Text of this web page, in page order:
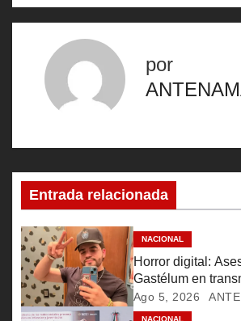
e
ó
n
d
e
por
Entrada relacionada
NACIONAL
Horror digital:
Gastélum en
Culiacán
Ago 5, 2026
NACIONAL